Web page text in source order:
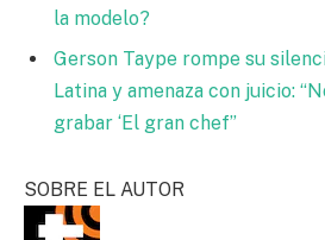
la modelo?
Gerson Taype rompe su
Latina y amenaza con juicio:
grabar ‘El gran chef”
SOBRE EL AUTOR